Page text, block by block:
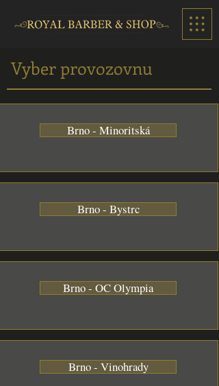
Vyber provozovnu
Brno - Minoritská
Brno - Bystrc
Brno - OC Olympia
Brno - Vinohrady